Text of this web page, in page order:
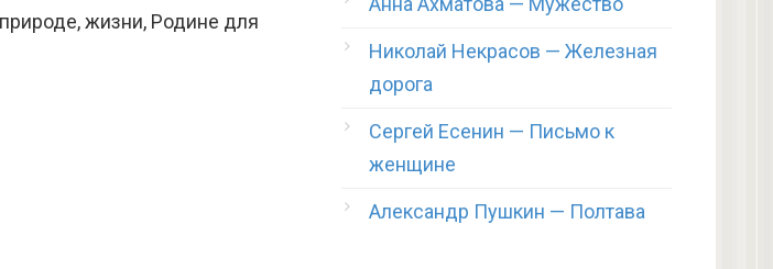
жизни, Родине для
Николай Некрасов — Железная
дорога
Сергей Есенин — Письмо к
женщине
Александр Пушкин — Полтава